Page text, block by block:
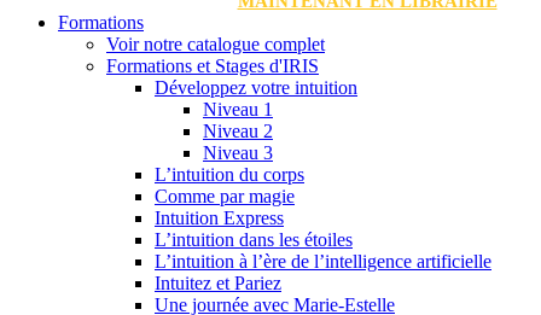
Formations
Voir notre catalogue complet
Formations et Stages d'IRIS
Développez votre intuition
Niveau 1
Niveau 2
Niveau 3
L’intuition du corps
Comme par magie
Intuition Express
L’intuition dans les étoiles
L’intuition à l’ère de l’intelligence artificielle
Intuitez et Pariez
Une journée avec Marie-Estelle